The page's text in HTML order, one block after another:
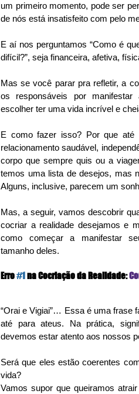
um primeiro momento, pode ser
de nós está insatisfeito com pelo
E aí nos perguntamos “Como é
difícil?”, seja financeira, afetiva,
Mas se você parar pra refletir, a
os responsáveis por manifestar
escolher ter uma vida incrível e
E como fazer isso? Por que até
relacionamento saudável,
corpo que sempre quis ou a
temos uma lista de desejos, mas
Alguns, inclusive, parecem um
Mas, a seguir, vamos descobrir
cocriar a realidade desejamos e
como começar a manifestar
tamanho deles.
Erro #1 na Cocriação da Realidade:
“Orai e Vigiai”… Essa é uma frase
até para ateus. Na prática,
devemos estar atento aos nossos
Será que eles estão coerentes
vida?
Vamos supor que queiramos